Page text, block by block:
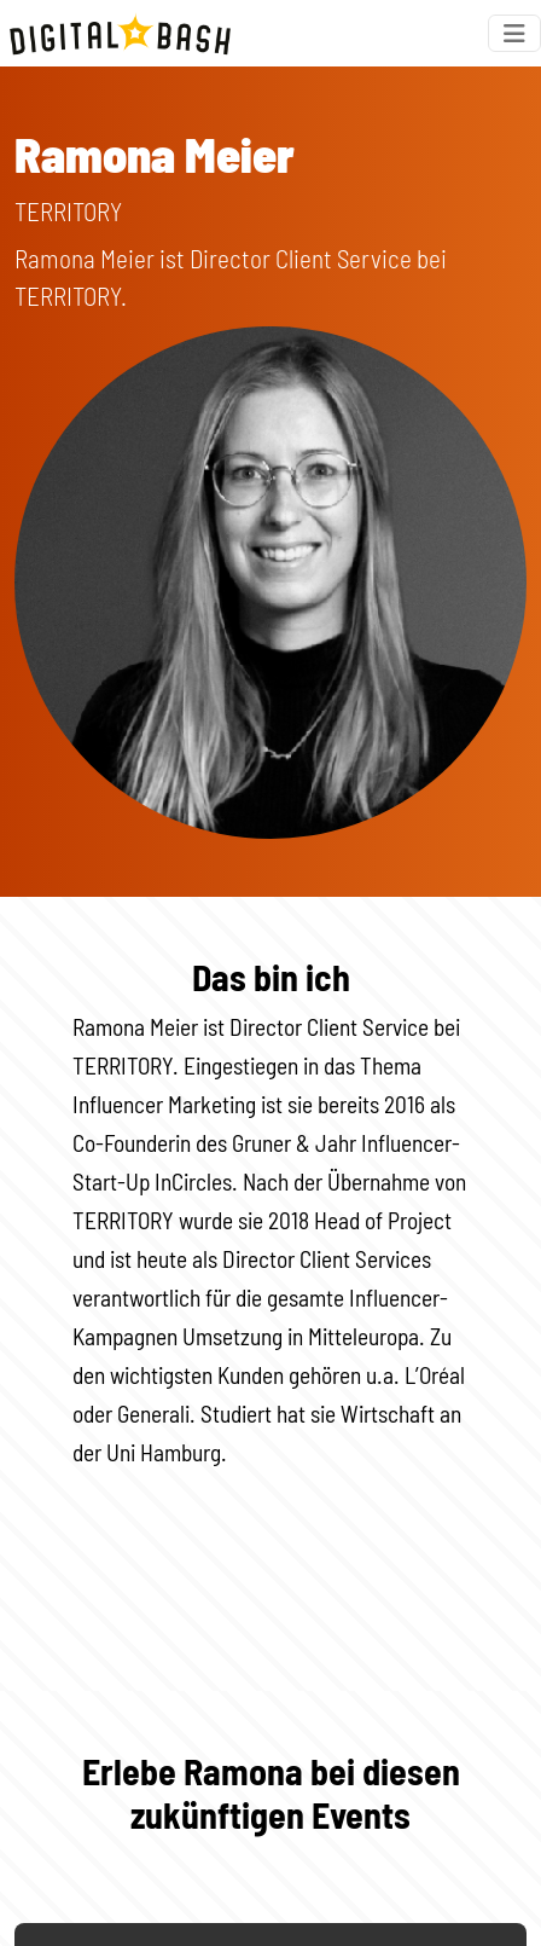
Ramona Meier
TERRITORY
Ramona Meier ist Director Client Service bei
TERRITORY.
Das bin ich
Ramona Meier ist Director Client Service bei
TERRITORY. Eingestiegen in das Thema
Influencer Marketing ist sie bereits 2016 als
Co-Founderin des Gruner & Jahr Influencer-
Start-Up InCircles. Nach der Übernahme von
TERRITORY wurde sie 2018 Head of Project
und ist heute als Director Client Services
verantwortlich für die gesamte Influencer-
Kampagnen Umsetzung in Mitteleuropa. Zu
den wichtigsten Kunden gehören u.a. L’Oréal
oder Generali. Studiert hat sie Wirtschaft an
der Uni Hamburg.
Erlebe Ramona bei diesen
zukünftigen Events